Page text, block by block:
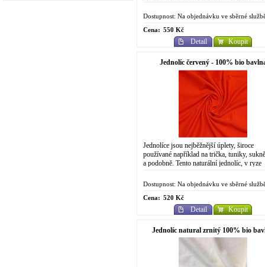
Dostupnost: Na objednávku ve sběrné
Cena: 550 Kč
Detail Koupit
Jednolíc červený - 100% bio
Jednolíce jsou nejběžnější úplety, široce
používané například na trička, tuniky,
a podobně. Tento naturální jednolíc, v ryze
Dostupnost: Na objednávku ve sběrné
Cena: 520 Kč
Detail Koupit
Jednolíc natural zrnitý 100% bio